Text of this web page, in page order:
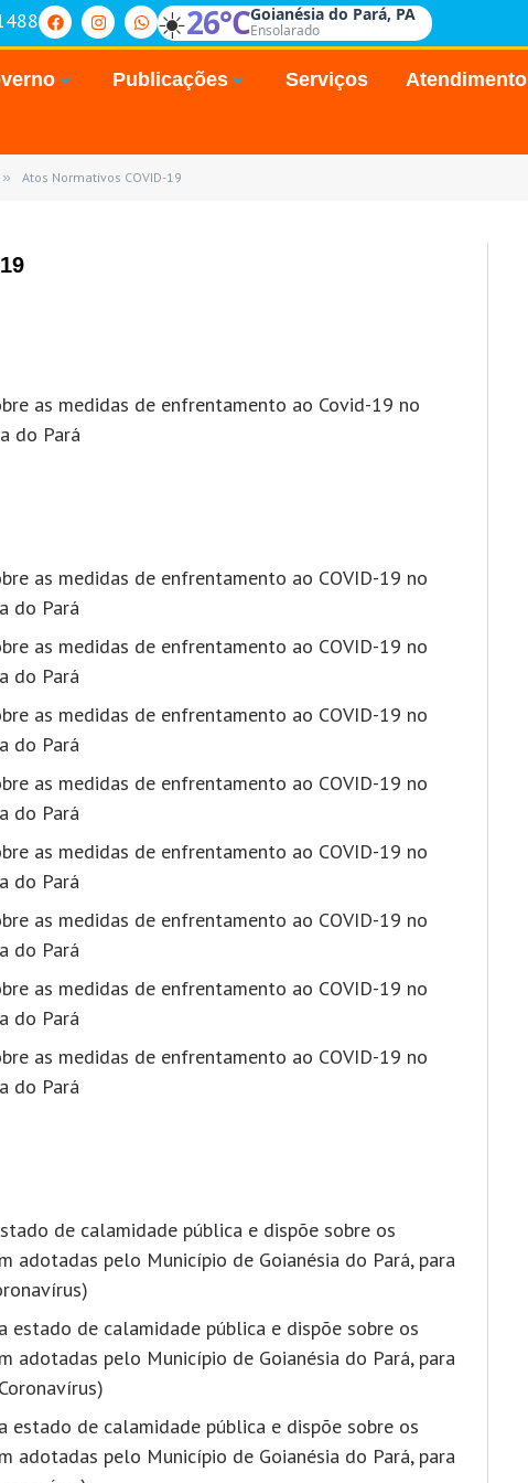
☀️26°CGoianésia do Pará, PA
Ensolarado
Publicações Serviços Atendimento
» Atos Normativos COVID-19
as medidas de enfrentamento ao Covid-19 no
do Pará
as medidas de enfrentamento ao COVID-19 no
do Pará
as medidas de enfrentamento ao COVID-19 no
do Pará
as medidas de enfrentamento ao COVID-19 no
do Pará
as medidas de enfrentamento ao COVID-19 no
do Pará
as medidas de enfrentamento ao COVID-19 no
do Pará
as medidas de enfrentamento ao COVID-19 no
do Pará
as medidas de enfrentamento ao COVID-19 no
do Pará
as medidas de enfrentamento ao COVID-19 no
do Pará
de calamidade pública e dispõe sobre os
adotadas pelo Município de Goianésia do Pará, para
estado de calamidade pública e dispõe sobre os
adotadas pelo Município de Goianésia do Pará, para
estado de calamidade pública e dispõe sobre os
adotadas pelo Município de Goianésia do Pará, para